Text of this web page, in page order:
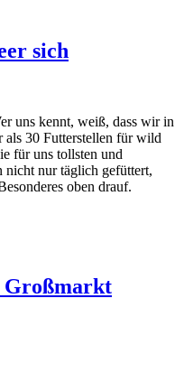
sich
uns kennt, weiß, dass wir in
30 Futterstellen für wild
für uns tollsten und
nicht nur täglich gefüttert,
oben drauf.
Großmarkt